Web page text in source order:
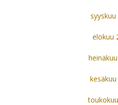
syyskuu
elokuu